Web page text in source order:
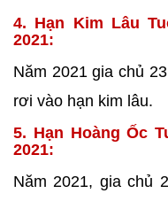
4. Hạn Kim Lâu
2021:
Năm 2021 gia chủ
rơi vào hạn kim lâu.
5. Hạn Hoàng Ốc
2021:
Năm 2021, gia chủ